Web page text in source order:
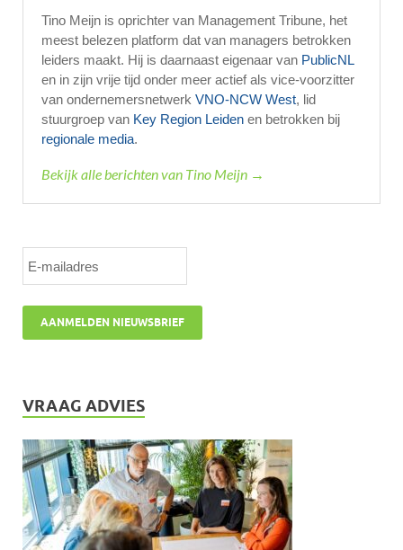
Tino Meijn is oprichter van Management Tribune, het
meest belezen platform dat van managers betrokken
leiders maakt. Hij is daarnaast eigenaar van PublicNL
en in zijn vrije tijd onder meer actief als vice-voorzitter
van ondernemersnetwerk VNO-NCW West, lid
stuurgroep van Key Region Leiden en betrokken bij
regionale media.
Bekijk alle berichten van Tino Meijn →
VRAAG ADVIES